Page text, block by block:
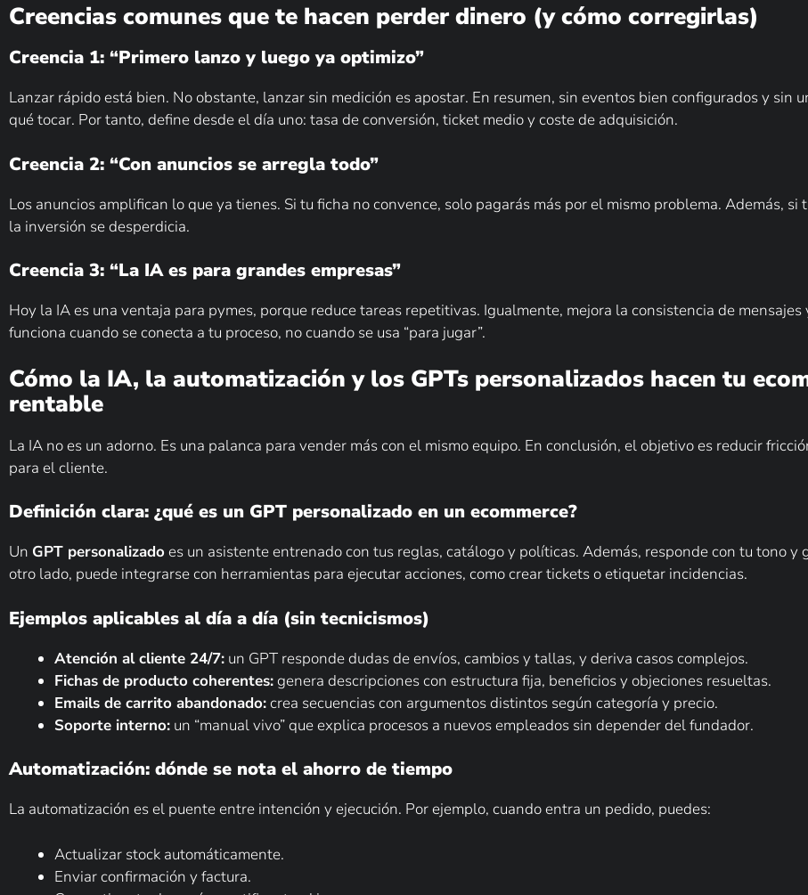
Creencias comunes que te hacen perder dinero (y cómo corregirlas)
Creencia 1: “Primero lanzo y luego ya optimizo”
Lanzar rápido está bien. No obstante, lanzar sin medición es apostar. En resumen, sin eventos bien configurados y sin
qué tocar. Por tanto, define desde el día uno: tasa de conversión, ticket medio y coste de adquisición.
Creencia 2: “Con anuncios se arregla todo”
Los anuncios amplifican lo que ya tienes. Si tu ficha no convence, solo pagarás más por el mismo problema. Además,
la inversión se desperdicia.
Creencia 3: “La IA es para grandes empresas”
Hoy la IA es una ventaja para pymes, porque reduce tareas repetitivas. Igualmente, mejora la consistencia de mensajes
funciona cuando se conecta a tu proceso, no cuando se usa “para jugar”.
Cómo la IA, la automatización y los GPTs personalizados hacen tu
rentable
La IA no es un adorno. Es una palanca para vender más con el mismo equipo. En conclusión, el objetivo es reducir
para el cliente.
Definición clara: ¿qué es un GPT personalizado en un ecommerce?
Un GPT personalizado es un asistente entrenado con tus reglas, catálogo y políticas. Además, responde con tu tono y
otro lado, puede integrarse con herramientas para ejecutar acciones, como crear tickets o etiquetar incidencias.
Ejemplos aplicables al día a día (sin tecnicismos)
Atención al cliente 24/7: un GPT responde dudas de envíos, cambios y tallas, y deriva casos complejos.
Fichas de producto coherentes:genera descripciones con estructura fija, beneficios y objeciones resueltas.
Emails de carrito abandonado:crea secuencias con argumentos distintos según categoría y precio.
Soporte interno: un “manual vivo” que explica procesos a nuevos empleados sin depender del fundador.
Automatización: dónde se nota el ahorro de tiempo
La automatización es el puente entre intención y ejecución. Por ejemplo, cuando entra un pedido, puedes:
Actualizar stock automáticamente.
Enviar confirmación y factura.